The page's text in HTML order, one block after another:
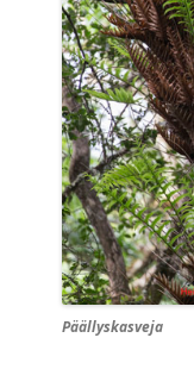
Päällyskasveja